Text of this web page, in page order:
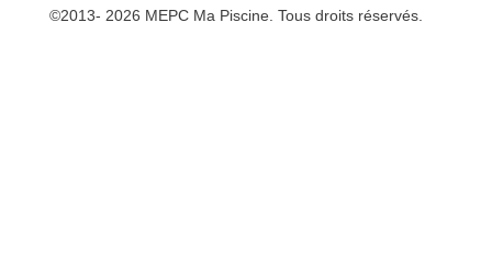
©2013- 2026 MEPC Ma Piscine. Tous droits réservés.